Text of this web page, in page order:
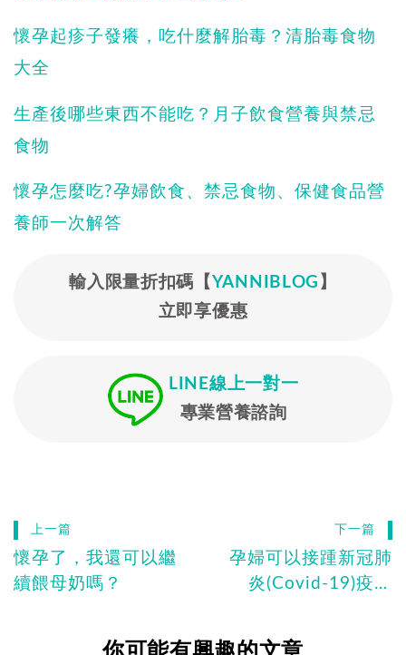
懷孕起疹子發癢，吃什麼解胎毒？清胎毒食物
大全
生產後哪些東西不能吃？月子飲食營養與禁忌
食物
懷孕怎麼吃?孕婦飲食、禁忌食物、保健食品營
養師一次解答
輸入限量折扣碼【 YANNIBLOG 】
立即享優惠
LINE線上一對一
專業營養諮詢
上一篇
懷孕了，我還可以繼
續餵母奶嗎？
下一篇
孕婦可以接踵新冠肺
炎(Covid-19)疫苗